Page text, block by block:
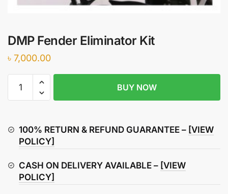
DMP Fender Eliminator Kit
৳ 7,000.00
Fender
quantity
BUY NOW
100% RETURN & REFUND GUARANTEE – [VIEW
POLICY]
CASH ON DELIVERY AVAILABLE – [VIEW
POLICY]